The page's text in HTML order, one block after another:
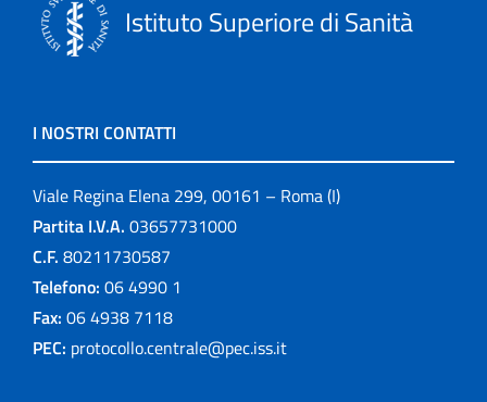
Istituto Superiore di Sanità
I NOSTRI CONTATTI
Viale Regina Elena 299, 00161 – Roma (I)
Partita I.V.A. 03657731000
C.F. 80211730587
Telefono: 06 4990 1
Fax: 06 4938 7118
PEC: protocollo.centrale@pec.iss.it